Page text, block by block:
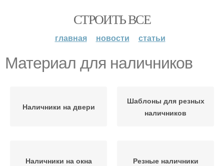
СТРОИТЬ ВСЕ
главная новости статьи
Материал для наличников
Наличники на двери
Шаблоны для резных
наличников
Наличники на окна Резные наличники